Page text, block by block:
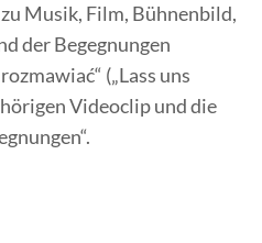
Musik, Film, Bühnenbild,
der Begegnungen
(„Lass uns
Videoclip und die